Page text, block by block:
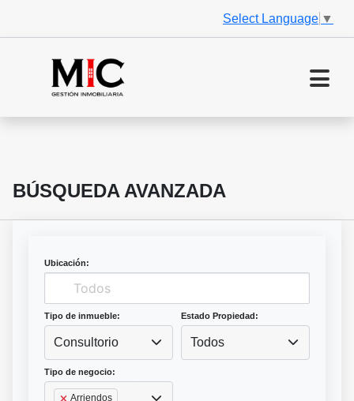
Select Language ▼
BÚSQUEDA AVANZADA
Ubicación:
Tipo de inmueble:
Consultorio
Estado Propiedad:
Todos
Tipo de negocio:
Arriendos